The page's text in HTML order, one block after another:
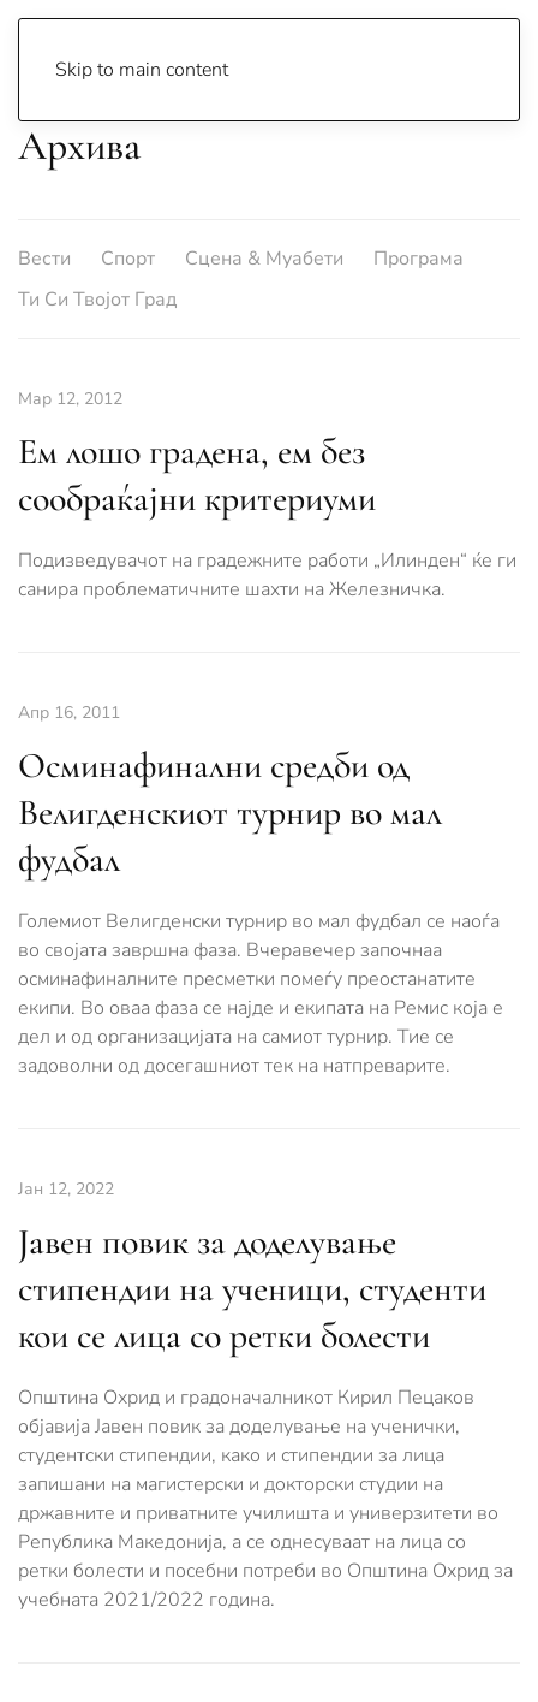
Skip to main content
Архива
Вести Спорт Сцена & Муабети
Програма
Ти Си Твојот Град
Мар 12, 2012
Ем лошо градена, ем без
сообраќајни критериуми
Подизведувачот на градежните работи „Илинден“ ќе ги
санира проблематичните шахти на Железничка.
Апр 16, 2011
Осминафинални средби од
Велигденскиот турнир во мал
фудбал
Големиот Велигденски турнир во мал фудбал се наоѓа
во својата завршна фаза. Вчеравечер започнаа
осминафиналните пресметки помеѓу преостанатите
екипи. Во оваа фаза се најде и екипата на Ремис која е
дел и од организацијата на самиот турнир. Тие се
задоволни од досегашниот тек на натпреварите.
Јан 12, 2022
Јавен повик за доделување
стипендии на ученици, студенти
кои се лица со ретки болести
Општина Охрид и градоначалникот Кирил Пецаков
објавија Јавен повик за доделување на ученички,
студентски стипендии, како и стипендии за лица
запишани на магистерски и докторски студии на
државните и приватните училишта и универзитети во
Република Македонија, а се однесуваат на лица со
ретки болести и посебни потреби во Општина Охрид за
учебната 2021/2022 година.